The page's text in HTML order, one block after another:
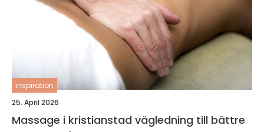
inspiration
25. April 2026
Massage i kristianstad vägledning till bättre